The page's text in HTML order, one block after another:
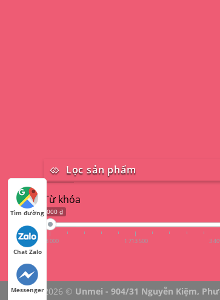
Lọc sản phẩm
Từ khóa
18 000 ₫
18 000 1 713 500 3
2026 © Unmei - 904/31 Nguyễn Kiệm,
Tìm đường
Chat Zalo
Messenger